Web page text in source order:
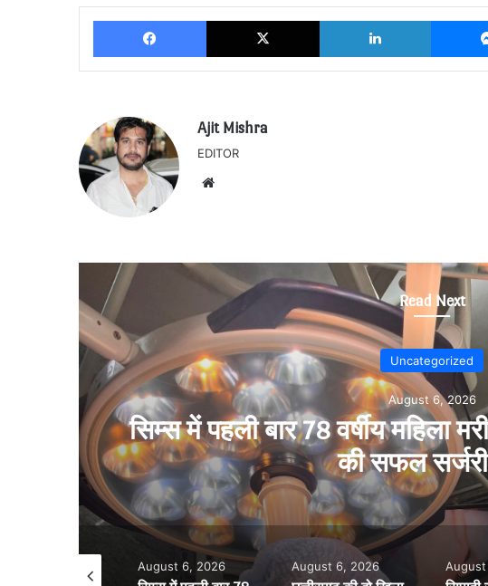
Facebook X LinkedIn
Ajit Mishra
EDITOR
Read Next
Uncategorized
August 6, 2026
सिम्स में पहली बार 78 वर्षीय
की सफल
August 6, 2026 August 6, 2026